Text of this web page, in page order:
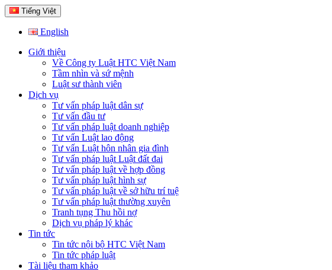
Tiếng Việt
English
Giới thiệu
Về Công ty Luật HTC Việt Nam
Tầm nhìn và sứ mệnh
Luật sư thành viên
Dịch vụ
Tư vấn pháp luật dân sự
Tư vấn đầu tư
Tư vấn pháp luật doanh nghiệp
Tư vấn Luật lao động
Tư vấn Luật hôn nhân gia đình
Tư vấn pháp luật Luật đất đai
Tư vấn pháp luật về hợp đồng
Tư vấn pháp luật hình sự
Tư vấn pháp luật về sở hữu trí tuệ
Tư vấn pháp luật thường xuyên
Tranh tụng Thu hồi nợ
Dịch vụ pháp lý khác
Tin tức
Tin tức nội bộ HTC Việt Nam
Tin tức pháp luật
Tài liệu tham khảo